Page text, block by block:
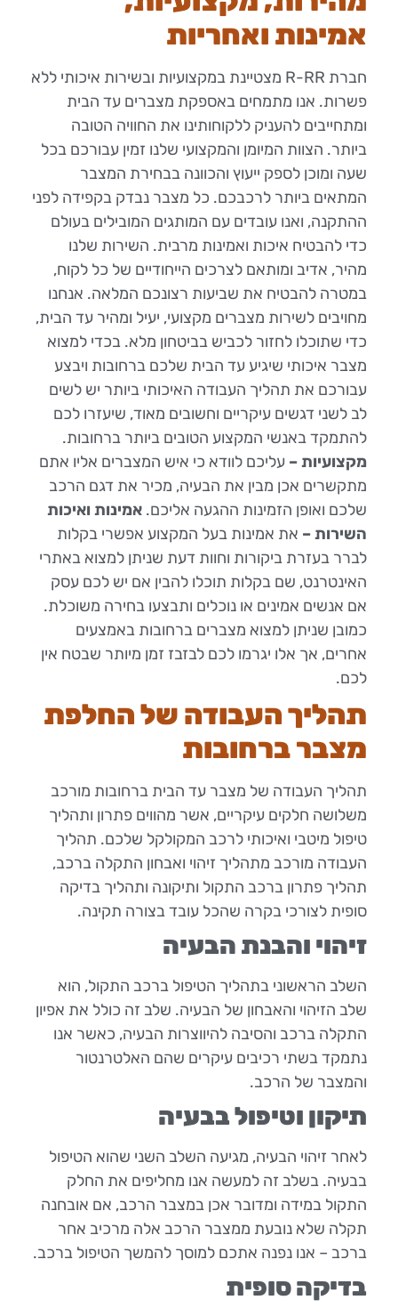
אמינות ואחריות
חברת R-RR מצטיינת במקצועיות ובשירות איכותי ללא
פשרות. אנו מתמחים באספקת מצברים עד הבית
ומתחייבים להעניק ללקוחותינו את החוויה הטובה
ביותר. הצוות המיומן והמקצועי שלנו זמין עבורכם בכל
שעה ומוכן לספק ייעוץ והכוונה בבחירת המצבר
המתאים ביותר לרכבכם. כל מצבר נבדק בקפידה לפני
ההתקנה, ואנו עובדים עם המותגים המובילים בעולם
כדי להבטיח איכות ואמינות מרבית. השירות שלנו
מהיר, אדיב ומותאם לצרכים הייחודיים של כל לקוח,
במטרה להבטיח את שביעות רצונכם המלאה. אנחנו
מחויבים לשירות מצברים מקצועי, יעיל ומהיר עד הבית,
כדי שתוכלו לחזור לכביש בביטחון מלא. בכדי למצוא
מצבר איכותי שיגיע עד הבית שלכם ברחובות ויבצע
עבורכם את תהליך העבודה האיכותי ביותר יש לשים
לב לשני דגשים עיקריים וחשובים מאוד, שיעזרו לכם
להתמקד באנשי המקצוע הטובים ביותר ברחובות.
מקצועיות – עליכם לוודא כי איש המצברים אליו אתם
מתקשרים אכן מבין את הבעיה, מכיר את דגם הרכב
שלכם ואופן הזמינות ההגעה אליכם. אמינות ואיכות
השירות – את אמינות בעל המקצוע אפשרי בקלות
לברר בעזרת ביקורות וחוות דעת שניתן למצוא באתרי
האינטרנט, שם בקלות תוכלו להבין אם יש לכם עסק
אם אנשים אמינים או נוכלים ותבצעו בחירה משוכלת.
כמובן שניתן למצוא מצברים ברחובות באמצעים
אחרים, אך אלו יגרמו לכם לבזבז זמן מיותר שבטח אין
לכם.
תהליך העבודה של החלפת
מצבר ברחובות
תהליך העבודה של מצבר עד הבית ברחובות מורכב
משלושה חלקים עיקריים, אשר מהווים פתרון ותהליך
טיפול מיטבי ואיכותי לרכב המקולקל שלכם. תהליך
העבודה מורכב מתהליך זיהוי ואבחון התקלה ברכב,
תהליך פתרון ברכב התקול ותיקונה ותהליך בדיקה
סופית לצורכי בקרה שהכל עובד בצורה תקינה.
זיהוי והבנת הבעיה
השלב הראשוני בתהליך הטיפול ברכב התקול, הוא
שלב הזיהוי והאבחון של הבעיה. שלב זה כולל את אפיון
התקלה ברכב והסיבה להיווצרות הבעיה, כאשר אנו
נתמקד בשתי רכיבים עיקרים שהם האלטרנטור
והמצבר של הרכב.
תיקון וטיפול בבעיה
לאחר זיהוי הבעיה, מגיעה השלב השני שהוא הטיפול
בבעיה. בשלב זה למעשה אנו מחליפים את החלק
התקול במידה ומדובר אכן במצבר הרכב, אם אובחנה
תקלה שלא נובעת ממצבר הרכב אלה מרכיב אחר
ברכב – אנו נפנה אתכם למוסך להמשך הטיפול ברכב.
בדיקה סופית